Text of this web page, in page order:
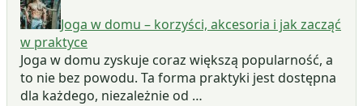
Joga w domu – korzyści, akcesoria i jak zacząć
w praktyce
Joga w domu zyskuje coraz większą popularność, a
to nie bez powodu. Ta forma praktyki jest dostępna
dla każdego, niezależnie od …